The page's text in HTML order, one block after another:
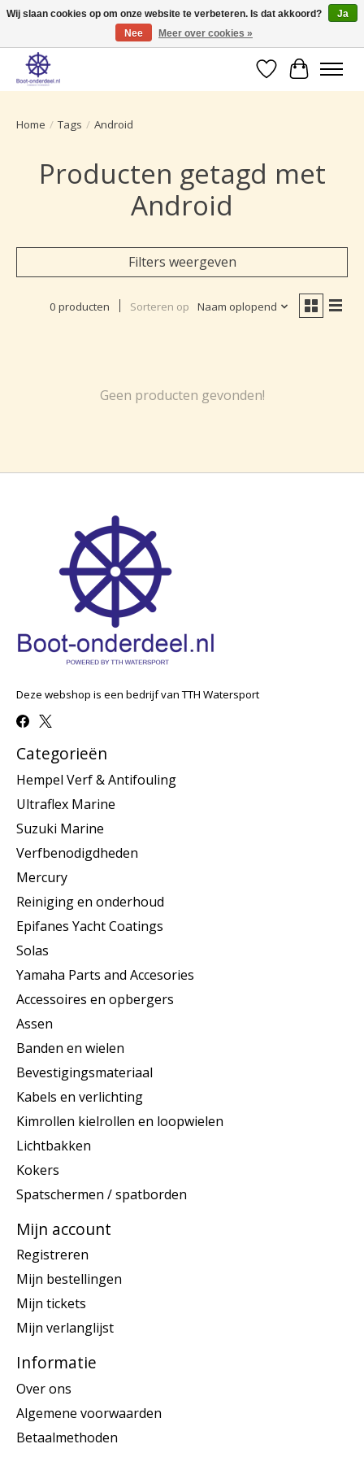
Ruime selectie producten voor uw boot onderhoud.
Verlanglijst
Home / Tags / Android
Producten getagd met
Android
Filters weergeven
0 producten Sorteren op Naam oplopend
Geen producten gevonden!
Deze webshop is een bedrijf van TTH Watersport
Categorieën
Hempel Verf & Antifouling
Ultraflex Marine
Suzuki Marine
Verfbenodigdheden
Mercury
Reiniging en onderhoud
Epifanes Yacht Coatings
Solas
Yamaha Parts and Accesories
Accessoires en opbergers
Assen
Banden en wielen
Bevestigingsmateriaal
Kabels en verlichting
Kimrollen kielrollen en loopwielen
Lichtbakken
Kokers
Spatschermen / spatborden
Mijn account
Registreren
Mijn bestellingen
Mijn tickets
Mijn verlanglijst
Informatie
Over ons
Algemene voorwaarden
Betaalmethoden
Wij slaan cookies op om onze website te verbeteren. Is dat akkoord?
Ja
Nee
Meer over cookies »